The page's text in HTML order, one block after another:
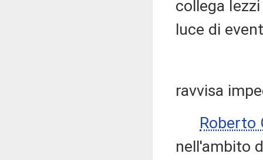
collega
luce di
ravvisa
Roberto
nell'ambito